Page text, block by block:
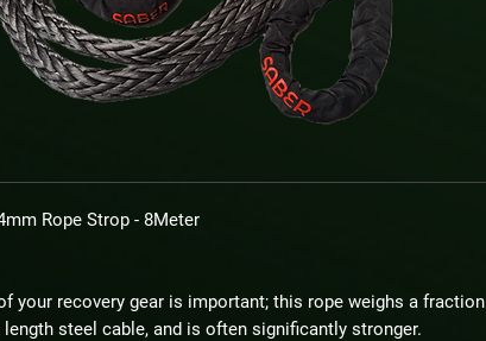
Rope Strop - 8Meter
your recovery gear is important; this rope weighs a fraction
steel cable, and is often significantly stronger.